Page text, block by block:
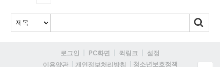
로그인 PC화면 퀵링크
설정
이용약관
개인정보처리방침
청소년보호정책